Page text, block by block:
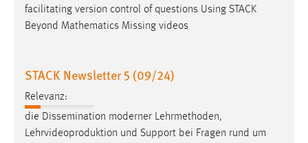
facilitating version control of questions Using STACK
Beyond Mathematics Missing videos
STACK Newsletter 5 (09/24)
Relevanz:
die Dissemination moderner Lehrmethoden,
Lehrvideoproduktion und Support bei Fragen rund um
Cookie Laufzeit:
MibewSessionID, mibew-chat-frame-style-
Login
Name:
fe_user, be_user, be_lastLoginProvider